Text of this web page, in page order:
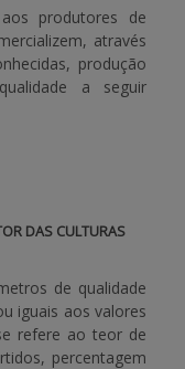
produtores de
através
produção
a seguir
DAS CULTURAS
de qualidade
iguais aos valores
refere ao teor de
percentagem